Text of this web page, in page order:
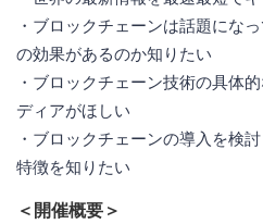
・ブロックチェーンは話題にな
の効果があるのか知りたい
・ブロックチェーン技術の具体
ディアがほしい
・ブロックチェーンの導入を検
特徴を知りたい
＜開催概要＞